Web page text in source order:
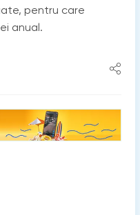
pentru care
anual.